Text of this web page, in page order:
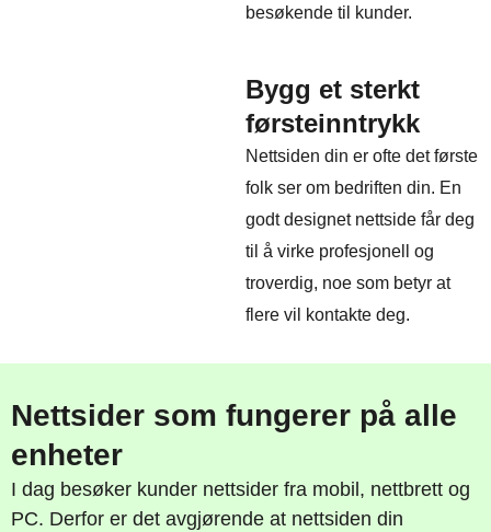
besøkende til kunder.
Bygg et sterkt
førsteinntrykk
Nettsiden din er ofte det første
folk ser om bedriften din. En
godt designet nettside får deg
til å virke profesjonell og
troverdig, noe som betyr at
flere vil kontakte deg.
Nettsider som fungerer på alle
enheter
I dag besøker kunder nettsider fra mobil, nettbrett og
PC. Derfor er det avgjørende at nettsiden din